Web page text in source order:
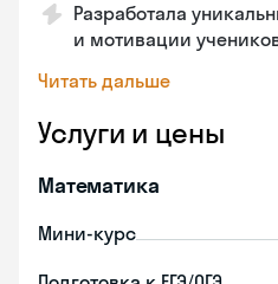
Разработала
и мотивации
Читать дальше
Услуги и цены
Математика
Мини-курс